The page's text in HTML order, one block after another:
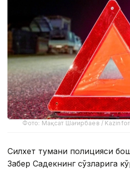
Фото: Мақсат Шағирбаев /
Силхет тумани полицияси
Забер Садекнинг сўзларига